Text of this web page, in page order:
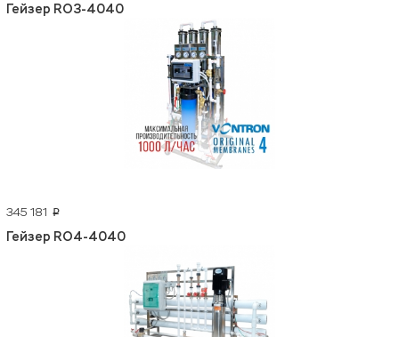
Гейзер RO3-4040
345 181 p
Гейзер RO4-4040